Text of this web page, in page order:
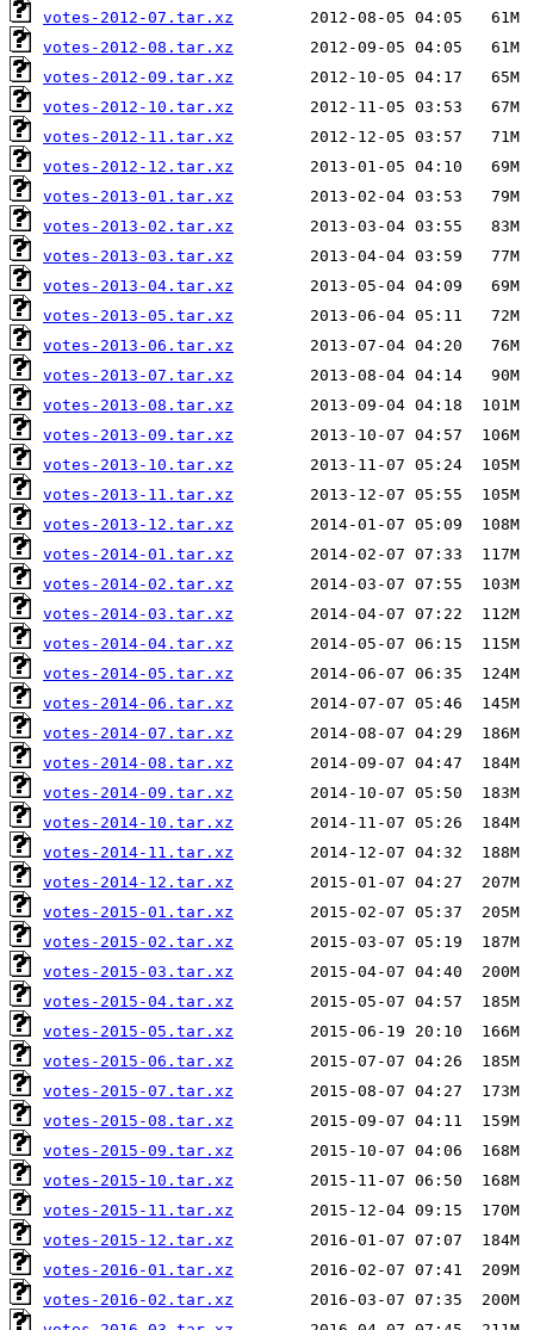
votes-2012-07.tar.xz
votes-2012-08.tar.xz
votes-2012-09.tar.xz
votes-2012-10.tar.xz
votes-2012-11.tar.xz
votes-2012-12.tar.xz
votes-2013-01.tar.xz
votes-2013-02.tar.xz
votes-2013-03.tar.xz
votes-2013-04.tar.xz
votes-2013-05.tar.xz
votes-2013-06.tar.xz
votes-2013-07.tar.xz
votes-2013-08.tar.xz
votes-2013-09.tar.xz
votes-2013-10.tar.xz
votes-2013-11.tar.xz
votes-2013-12.tar.xz
votes-2014-01.tar.xz
votes-2014-02.tar.xz
votes-2014-03.tar.xz
votes-2014-04.tar.xz
votes-2014-05.tar.xz
votes-2014-06.tar.xz
votes-2014-07.tar.xz
votes-2014-08.tar.xz
votes-2014-09.tar.xz
votes-2014-10.tar.xz
votes-2014-11.tar.xz
votes-2014-12.tar.xz
votes-2015-01.tar.xz
votes-2015-02.tar.xz
votes-2015-03.tar.xz
votes-2015-04.tar.xz
votes-2015-05.tar.xz
votes-2015-06.tar.xz
votes-2015-07.tar.xz
votes-2015-08.tar.xz
votes-2015-09.tar.xz
votes-2015-10.tar.xz
votes-2015-11.tar.xz
votes-2015-12.tar.xz
votes-2016-01.tar.xz
votes-2016-02.tar.xz